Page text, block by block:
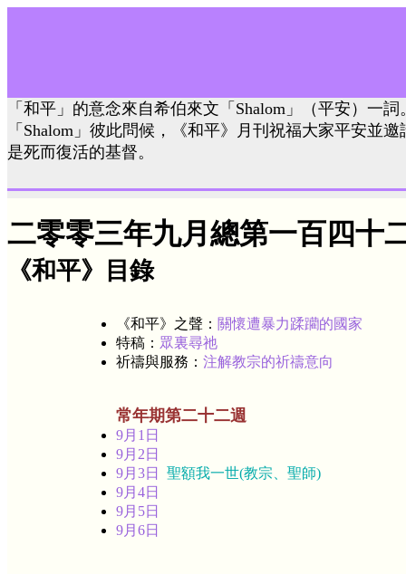
「和平」的意念來自希伯來文「Shalom」（平安）一
「Shalom」彼此問候，《和平》月刊祝福大家平安並
是死而復活的基督。
二零零三年九月總第一百四十
《和平》目錄
《和平》之聲： 關懷遭暴力蹂躪的國家
特稿： 眾裏尋祂
祈禱與服務： 注解教宗的祈禱意向
常年期第二十二週
9月1日
9月2日
9月3日 聖額我一世(教宗、聖師)
9月4日
9月5日
9月6日